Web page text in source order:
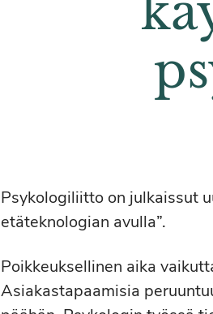
Psykologiliitto on julkaissut
etäteknologian avulla”.
Poikkeuksellinen aika
Asiakastapaamisia